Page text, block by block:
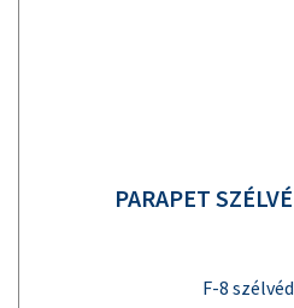
PARAPET
F-8